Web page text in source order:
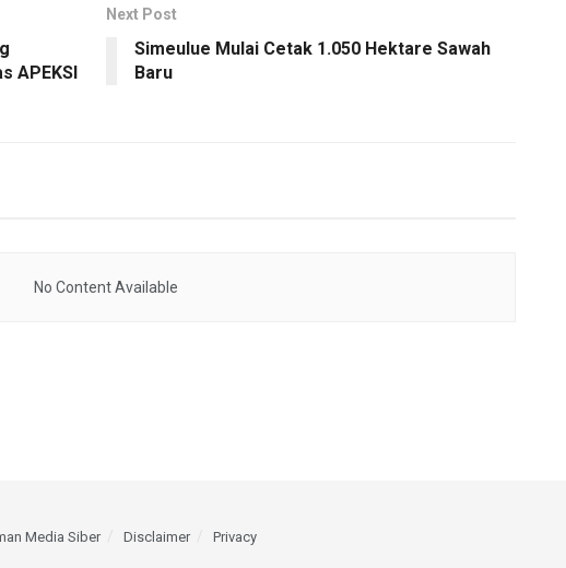
APEKSI
Next Post
Simeulue Mulai Cetak 1.050 Hektare Sawah
Baru
No Content Available
Media Siber Disclaimer Privacy